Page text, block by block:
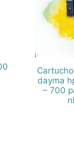
dayma
– 700